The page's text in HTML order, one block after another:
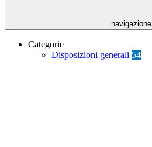
navigazione
Categorie
Disposizioni generali 54